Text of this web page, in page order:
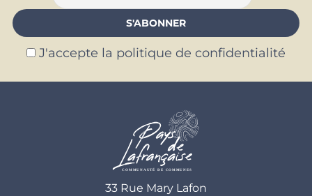
J'accepte la politique de confidentialité
33 Rue Mary Lafon